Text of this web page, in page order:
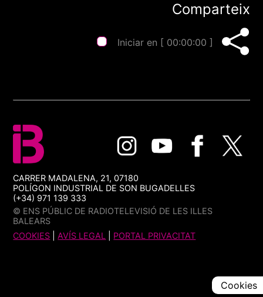
Comparteix
Iniciar en [ 00:00:00 ]
CARRER MADALENA, 21, 07180
POLÍGON INDUSTRIAL DE SON BUGADELLES
(+34) 971 139 333
© ENS PÚBLIC DE RADIOTELEVISIÓ DE LES ILLES
BALEARS
COOKIES |AVÍS LEGAL PORTAL PRIVACITAT
Cookies